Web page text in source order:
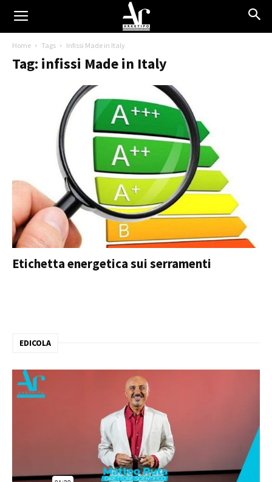
Home Tags Infissi Made in Italy
Tag: infissi Made in Italy
Etichetta energetica sui serramenti
EDICOLA